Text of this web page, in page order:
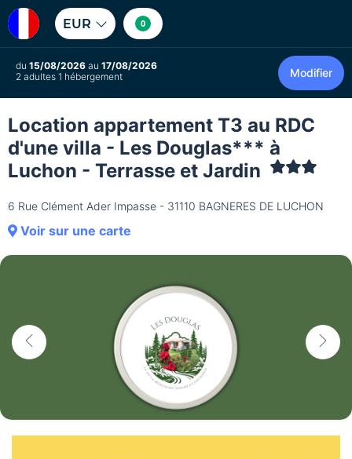
EUR 0
du 15/08/2026 au 17/08/2026
2 adultes 1 hébergement
Modifier
Location appartement T3 au RDC
d'une villa - Les Douglas*** à
Luchon - Terrasse et Jardin
6 Rue Clément Ader Impasse - 31110 BAGNERES DE LUCHON
Voir sur une carte